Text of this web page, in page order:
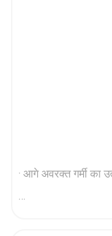
· आगे अवरक्त गर्मी का